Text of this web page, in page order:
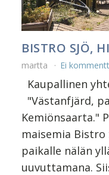
BISTRO SJÖ,
martta Ei
Kaupallinen
"Västanfjärd,
Kemiönsaarta."
maisemia Bistro
paikalle nälän
uuvuttamana.